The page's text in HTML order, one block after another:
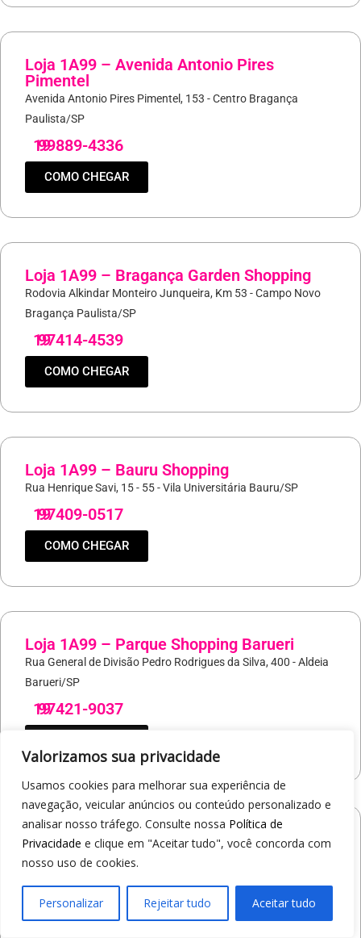
Valorizamos sua privacidade
Usamos cookies para melhorar sua experiência de
navegação, veicular anúncios ou conteúdo personalizado e
analisar nosso tráfego. Consulte nossa Política de
Privacidade e clique em "Aceitar tudo", você concorda com
nosso uso de cookies.
Personalizar Rejeitar tudo Aceitar tudo
Loja 1A99 – Avenida Antonio Pires
Pimentel
Avenida Antonio Pires Pimentel, 153 - Centro Bragança
Paulista/SP
19
99889-4336
COMO CHEGAR
Loja 1A99 – Bragança Garden Shopping
Rodovia Alkindar Monteiro Junqueira, Km 53 - Campo Novo
Bragança Paulista/SP
19
97414-4539
COMO CHEGAR
Loja 1A99 – Bauru Shopping
Rua Henrique Savi, 15 - 55 - Vila Universitária Bauru/SP
19
97409-0517
COMO CHEGAR
Loja 1A99 – Parque Shopping Barueri
Rua General de Divisão Pedro Rodrigues da Silva, 400 - Aldeia
Barueri/SP
19
97421-9037
Loja 1A99 – North Shopping Barretos
Via Conselheiro Antonio Prado, 1400 - Pedro Cavaline
19
97407-5840